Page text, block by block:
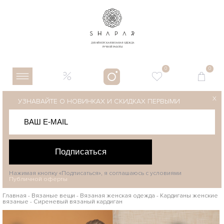
0 0
УЗНАВАЙТЕ О НОВИНКАХ И СКИДКАХ ПЕРВЫМИ
Подписаться
X
Нажимая кнопку «Подписаться», я соглашаюсь с условиями
Публичной оферты
Главная - Вязаные вещи - Вязаная женская одежда - Кардиганы женские
вязаные - Сиреневый вязаный кардиган